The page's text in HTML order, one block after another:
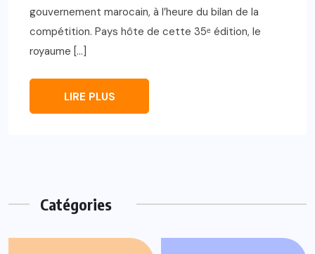
gouvernement marocain, à l’heure du bilan de la
compétition. Pays hôte de cette 35ᵉ édition, le
royaume […]
LIRE PLUS
Catégories